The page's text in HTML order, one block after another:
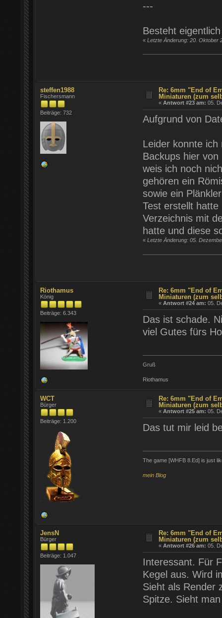
---
Besteht
« Letzte Änderung: 20. Oktober
steffen1988
Fischersmann
Beiträge: 732
Re: 6mm "End of
Miniaturen (zum
«Antwort #23 am: 05.
Aufgrund von
Leider konnte
Backups hier
weis ich noch
gehören ein
sowie ein
Test erstellt
Verzeichnis mit
hatte und diese
« Letzte Änderung: 05.
Riothamus
König
Beiträge: 6.343
Re: 6mm "End of
Miniaturen (zum
«Antwort #24 am: 05.
Das ist schade.
viel Gutes fürs
Gruß
Riothamus
WCT
Bürger
Beiträge: 1.200
Re: 6mm "End of
Miniaturen (zum
«Antwort #25 am: 05.
Das tut mir leid
The game [WHFB 8.Ed] is just
mein Blog
JensN
Bürger
Beiträge: 1.047
Re: 6mm "End of
Miniaturen (zum
«Antwort #26 am: 05.
Interessant. Für
Kegel aus. Wird
Sieht als Render
Spitze. Sieht